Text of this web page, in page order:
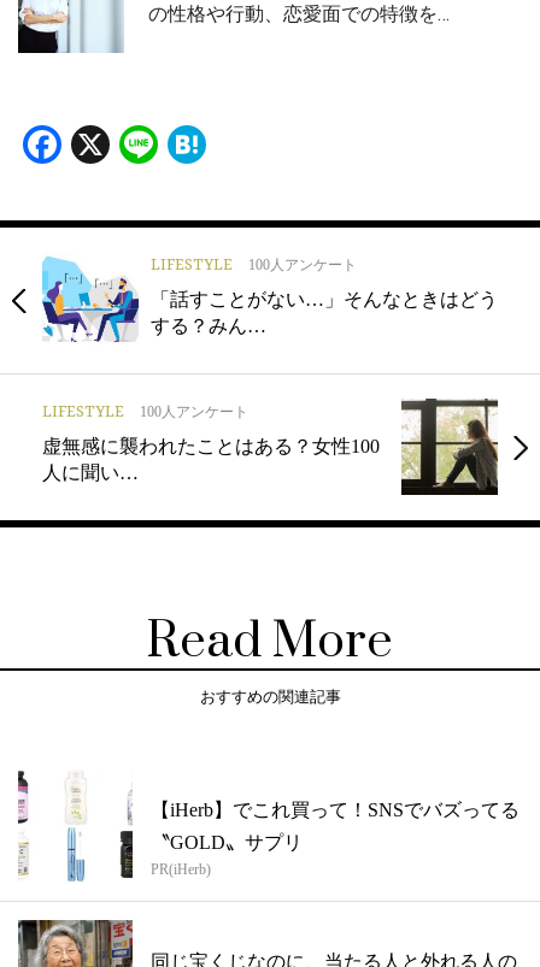
の性格や行動、恋愛面での特徴を…
Facebook
X Line
LIFESTYLE 100人アンケート
「話すことがない…」そんなときはどう
する？みん…
LIFESTYLE 100人アンケート
虚無感に襲われたことはある？女性100
人に聞い…
Read More
おすすめの関連記事
【iHerb】でこれ買って！SNSでバズってる
〝GOLD〟サプリ
PR(iHerb)
同じ宝くじなのに、当たる人と外れる人の